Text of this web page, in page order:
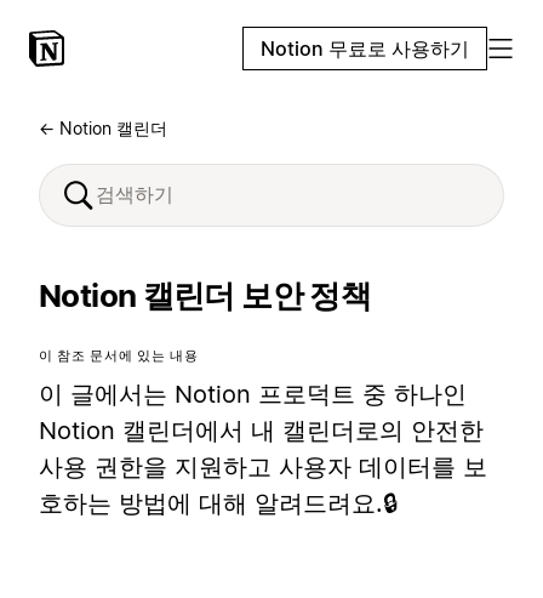
Notion 무료로 사용하기
← Notion 캘린더
Notion 캘린더 보안 정책
이 참조 문서에 있는 내용
이 글에서는 Notion 프로덕트 중 하나인
Notion 캘린더에서 내 캘린더로의 안전한
사용 권한을 지원하고 사용자 데이터를 보
호하는 방법에 대해 알려드려요.🔒